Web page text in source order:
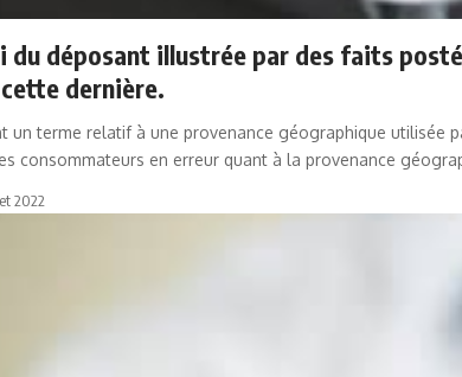
du déposant illustrée par des faits
dernière.
un terme relatif à une provenance géographique utilisée
consommateurs en erreur quant à la provenance
2022